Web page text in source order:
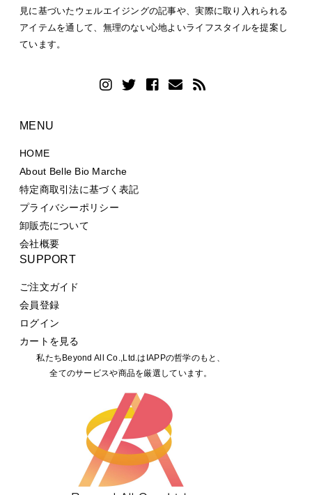
見に基づいたウェルエイジングの記事や、実際に取り入れられる
アイテムを通して、無理のない心地よいライフスタイルを提案し
ています。
MENU
HOME
About Belle Bio Marche
特定商取引法に基づく表記
プライバシーポリシー
卸販売について
会社概要
SUPPORT
ご注文ガイド
会員登録
ログイン
カートを見る
私たちBeyond All Co.,Ltd.はIAPPの哲学のもと、
全てのサービスや商品を厳選しています。